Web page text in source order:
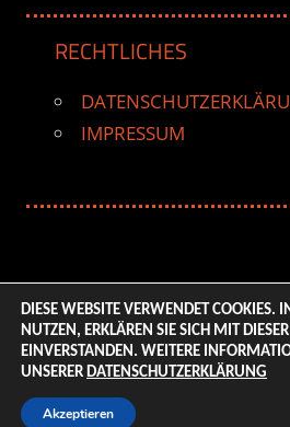
RECHTLICHES
IMPRESSUM
© 2026 ENTERTAINMENT BASE –
All Rights Reserved. | Based on
DIESE WEBSITE VERWENDET COOKIES.
NUTZEN, ERKLÄREN SIE SICH MIT
EINVERSTANDEN. WEITERE
UNSERER DATENSCHUTZERKLÄRUNG
Akzeptieren